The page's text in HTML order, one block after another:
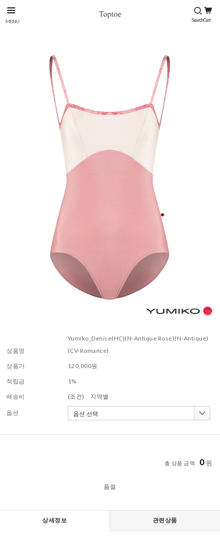
상품명
Yumiko_Denise(HC)(N-Antique Rose)(N-Antique)
(CV-Romance)
상품가 120,000원
적립금 1%
배송비 (조건) 지역별
옵션
총 상품 금액 0 원
품절
상세정보 관련상품